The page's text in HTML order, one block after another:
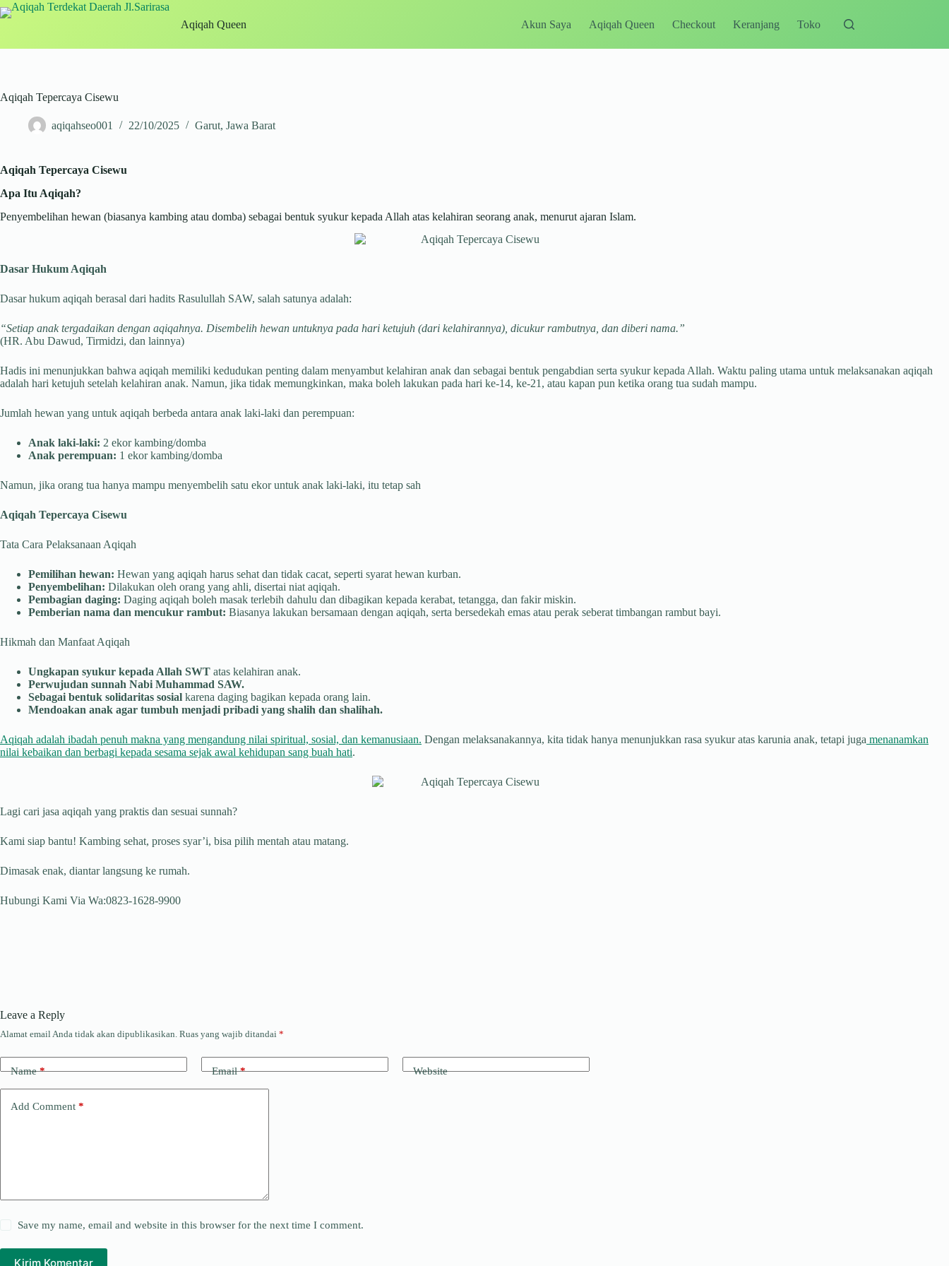
Skip
to
Aqiqah Queen Akun Saya Aqiqah Queen Checkout Keranjang Toko
Aqiqah Tepercaya Cisewu
aqiqahseo001 22/10/2025 Garut, Jawa Barat
Aqiqah Tepercaya Cisewu
Apa Itu Aqiqah?
Penyembelihan hewan (biasanya kambing atau domba) sebagai bentuk syukur kepada Allah atas kelahiran seorang anak, menurut ajaran Islam.
Dasar Hukum Aqiqah
Dasar hukum aqiqah berasal dari hadits Rasulullah SAW, salah satunya adalah:
“Setiap anak tergadaikan dengan aqiqahnya. Disembelih hewan untuknya pada hari ketujuh (dari kelahirannya), dicukur rambutnya, dan diberi nama.”
(HR. Abu Dawud, Tirmidzi, dan lainnya)
Hadis ini menunjukkan bahwa aqiqah memiliki kedudukan penting dalam menyambut kelahiran anak dan sebagai bentuk pengabdian serta syukur kepada Allah. Waktu paling utama untuk melaksanakan aqiqah
adalah hari ketujuh setelah kelahiran anak. Namun, jika tidak memungkinkan, maka boleh lakukan pada hari ke-14, ke-21, atau kapan pun ketika orang tua sudah mampu.
Jumlah hewan yang untuk aqiqah berbeda antara anak laki-laki dan perempuan:
Anak laki-laki: 2 ekor kambing/domba
Anak perempuan: 1 ekor kambing/domba
Namun, jika orang tua hanya mampu menyembelih satu ekor untuk anak laki-laki, itu tetap sah
Aqiqah Tepercaya Cisewu
Tata Cara Pelaksanaan Aqiqah
Pemilihan hewan: Hewan yang aqiqah harus sehat dan tidak cacat, seperti syarat hewan kurban.
Penyembelihan: Dilakukan oleh orang yang ahli, disertai niat aqiqah.
Pembagian daging: Daging aqiqah boleh masak terlebih dahulu dan dibagikan kepada kerabat, tetangga, dan fakir miskin.
Pemberian nama dan mencukur rambut: Biasanya lakukan bersamaan dengan aqiqah, serta bersedekah emas atau perak seberat timbangan rambut bayi.
Hikmah dan Manfaat Aqiqah
Ungkapan syukur kepada Allah SWT atas kelahiran anak.
Perwujudan sunnah Nabi Muhammad SAW.
Sebagai bentuk solidaritas sosial karena daging bagikan kepada orang lain.
Mendoakan anak agar tumbuh menjadi pribadi yang shalih dan shalihah.
Aqiqah adalah ibadah penuh makna yang mengandung nilai spiritual, sosial, dan kemanusiaan. Dengan melaksanakannya, kita tidak hanya menunjukkan rasa syukur atas karunia anak, tetapi juga menanamkan
nilai kebaikan dan berbagi kepada sesama sejak awal kehidupan sang buah hati.
Lagi cari jasa aqiqah yang praktis dan sesuai sunnah?
Kami siap bantu! Kambing sehat, proses syar’i, bisa pilih mentah atau matang.
Dimasak enak, diantar langsung ke rumah.
Hubungi Kami Via Wa:0823-1628-9900
Leave a Reply
Alamat email Anda tidak akan dipublikasikan. Ruas yang wajib ditandai *
Name* Email* Website
Add Comment *
Save my name, email and website in this browser for the next time I comment.
Kirim Komentar